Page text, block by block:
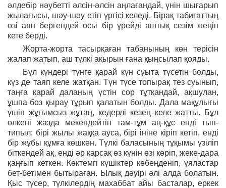
әлдебір нәубетті әлсін-әлсін аңлағандай, үнін шығарып
жылағысы, шәу-шәу етіп үргісі келеді. Бірақ табиғаттың
өзі аян бергендей осы бір үрейді аштық сезім жеңіп
кете берді.
Жорта-жорта тасырқаған табанының көн терісін
жалап жатып, аш түлкі ақырын ғана қыңсылап қояды.
Бұл күндері түнге қарай күн суыта түсетін болды,
күз де таяп келе жатқан. Түн түсе топырақ тез суынып,
таңға қарай даланың үстін сор тұтқандай, ақшулан,
ұшпа боз қырау тұрып қалатын болды. Дала мақұлығы
үшін жұғымсыз жұтаң, кедерлі кезең келе жатты. Бұл
өлкені жазда мекендейтін там-тұм аң-құс енді тып-
типыл; бірі жылы жаққа ауса, бірі ініне кіріп кетіп, енді
бір жұбы құмға көшкен. Түлкі баласының тұқымы үзіліп
біткендей ақ, енді әр қарсақ өз күнін өзі көріп, жеке-дара
қаңғып кеткен. Көктемгі күшіктер көбеңденіп, ұяластар
бет-бетімен бытыраған. Ылық дәуірі әлі алда болатын.
Қыс түсер, түлкілердің махаббат айы басталар, еркек